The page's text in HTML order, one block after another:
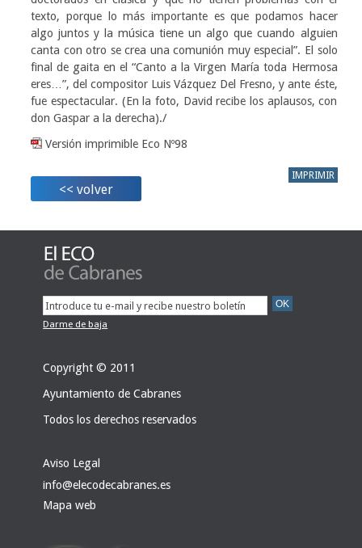
texto, porque lo más importante es que podamos hacer
algo juntos y la música tiene un algo que cuando alguien
canta con otro se crea una comunión muy especial”. El solo
final de gaita en el “Canto a la Virgen María toda Hermosa
eres…”, del compositor Luis Vázquez Del Fresno, y ante éste,
fue espectacular. (En la foto, David recibe los aplausos, con
don Gaspar a la derecha)./
Versión imprimible Eco Nº98
<< volver
IMPRIMIR
Darme de baja
Copyright © 2011
Ayuntamiento de Cabranes
Todos los derechos reservados
Aviso Legal
info@elecodecabranes.es
Mapa web